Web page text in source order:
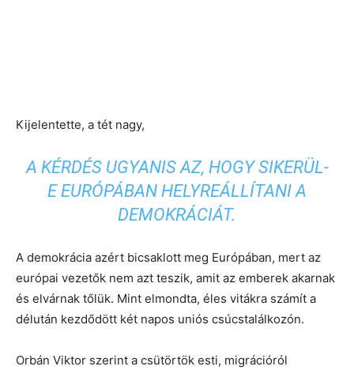
Kijelentette, a tét nagy,
A KÉRDÉS UGYANIS AZ, HOGY SIKERÜL-
E EURÓPÁBAN HELYREÁLLÍTANI A
DEMOKRÁCIÁT.
A demokrácia azért bicsaklott meg Európában, mert az
európai vezetők nem azt teszik, amit az emberek akarnak
és elvárnak tőlük. Mint elmondta, éles vitákra számít a
délután kezdődött két napos uniós csúcstalálkozón.
Orbán Viktor szerint a csütörtök esti, migrációról